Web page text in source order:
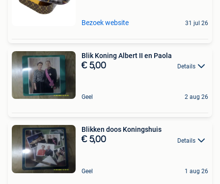
Bezoek website 31 jul 26
Blik Koning Albert II en Paola
€ 5,00 Details
Geel 2 aug 26
Blikken doos Koningshuis
€ 5,00 Details
Geel 1 aug 26